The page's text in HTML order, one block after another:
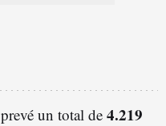
prevé un total de 4.219